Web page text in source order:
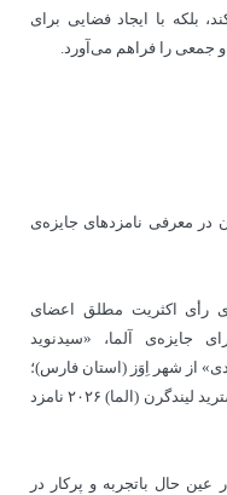
بلکه با ایجاد فضایی برای
جمعی را فراهم می‌آورد.
در معرفی نامزدهای جایزه‌ی
رأی اکثریت مطلق اعضای
جایزه‌ی آلما، «سیدنوید
از شهر اِوَز (استان فارس)؛
ترویج کتاب‌خوانی را برای دریافت جایزه‌ی آسترید لیندگرن (الما) ۲۰۲۶ نامزد
حال باتجربه و پرکار در